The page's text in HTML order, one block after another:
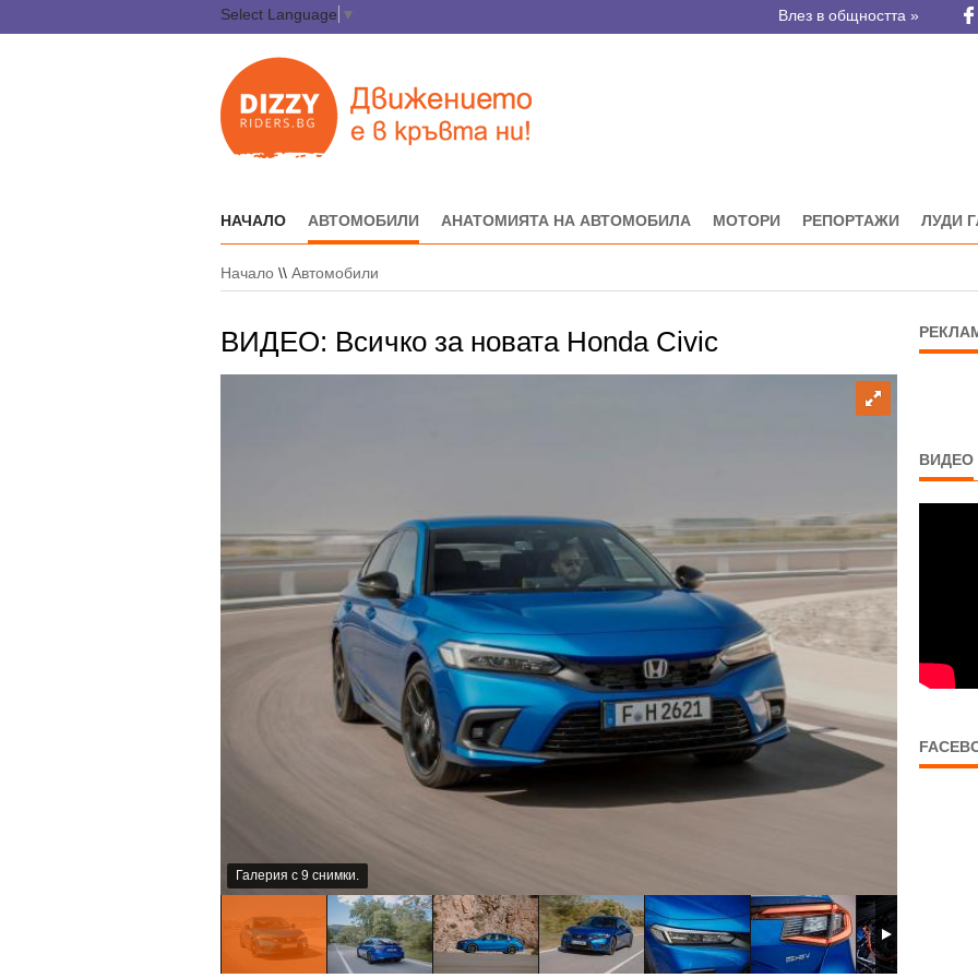
Select Language ▼ Влез в общността »
НАЧАЛО АВТОМОБИЛИ АНАТОМИЯТА НА АВТОМОБИЛА МОТОРИ РЕПОРТАЖИ ЛУДИ
Начало \\ Автомобили
ВИДЕО: Всичко за новата Honda Civic
Галерия с 9 снимки.
ВИДЕО